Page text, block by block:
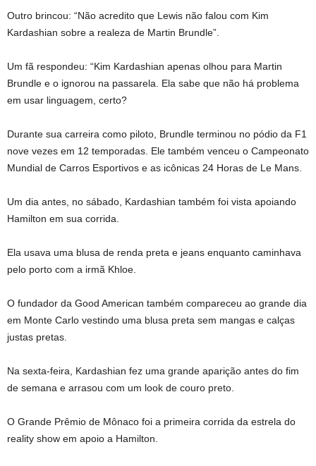
Outro brincou: “Não acredito que Lewis não falou com Kim
Kardashian sobre a realeza de Martin Brundle”.
Um fã respondeu: “Kim Kardashian apenas olhou para Martin
Brundle e o ignorou na passarela. Ela sabe que não há problema
em usar linguagem, certo?
Durante sua carreira como piloto, Brundle terminou no pódio da F1
nove vezes em 12 temporadas. Ele também venceu o Campeonato
Mundial de Carros Esportivos e as icônicas 24 Horas de Le Mans.
Um dia antes, no sábado, Kardashian também foi vista apoiando
Hamilton em sua corrida.
Ela usava uma blusa de renda preta e jeans enquanto caminhava
pelo porto com a irmã Khloe.
O fundador da Good American também compareceu ao grande dia
em Monte Carlo vestindo uma blusa preta sem mangas e calças
justas pretas.
Na sexta-feira, Kardashian fez uma grande aparição antes do fim
de semana e arrasou com um look de couro preto.
O Grande Prêmio de Mônaco foi a primeira corrida da estrela do
reality show em apoio a Hamilton.